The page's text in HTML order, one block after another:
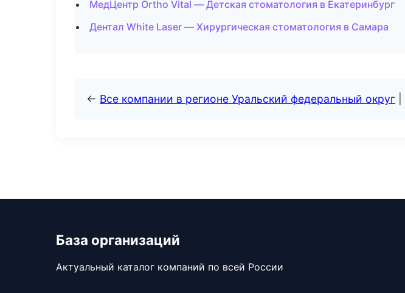
МедЦентр Ortho Vital — Детская стоматология в Екатеринбург
Дентал White Laser — Хирургическая стоматология в Самара
← Все компании в регионе Уральский федеральный округ
База организаций
Актуальный каталог компаний по всей России